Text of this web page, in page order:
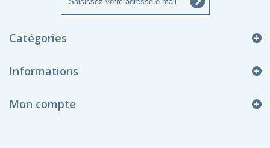
Catégories
Informations
Mon compte